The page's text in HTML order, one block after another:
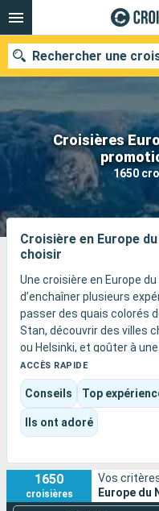
Croisières
1650
Rechercher une
Nos destinations
Mois de départ
Ports
Croisière en Europe
choisir
Une croisière en Europe
d’enchaîner plusieurs
passer des quais colorés
Stan, découvrir des villes
ou Helsinki, et goûter à
scandinave rencontre le
Le voyage peut ainsi
urbaine ou plus
historiques et villes d’eau
sensation de dépaysement.
ACCÈS RAPIDE
Conseils Top
Ils ont adoré
1650
croisières
Vos
Europe du